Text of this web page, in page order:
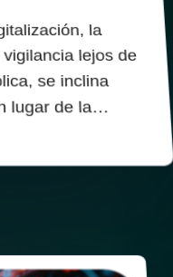
la
lejos de
se inclina
lugar de la…